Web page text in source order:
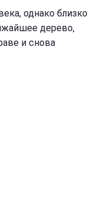
однако близко
дерево,
и снова